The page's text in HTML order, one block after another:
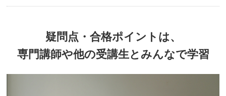
疑問点・合格ポイントは、
専門講師や他の受講生と みんなで学習